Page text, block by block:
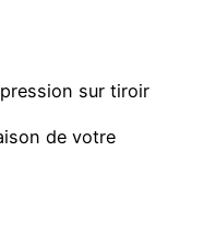
sur tiroir
de votre